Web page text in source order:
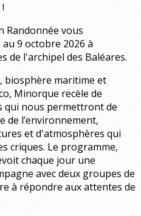
Randonnée vous
9 octobre 2026 à
de l'archipel des Baléares.
biosphère maritime et
Minorque recèle de
qui nous permettront de
de l’environnement,
et d'atmosphères qui
criques. Le programme,
chaque jour une
avec deux groupes de
à répondre aux attentes de